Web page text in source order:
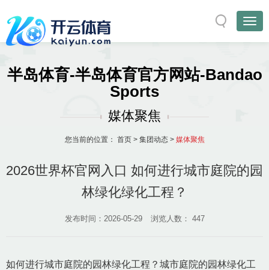
半岛体育-半岛体育官方网站-Bandao
Sports
媒体聚焦
您当前的位置： 首页> 集团动态> 媒体聚焦
2026世界杯官网入口 如何进行城市庭院的园
林绿化绿化工程？
发布时间：2026-05-29 浏览人数： 447
如何进行城市庭院的园林绿化工程？城市庭院的园林绿化工